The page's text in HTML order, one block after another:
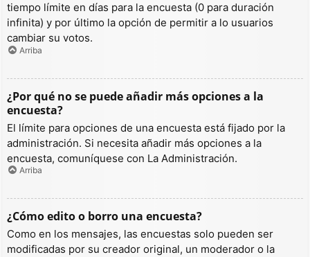
tiempo límite en días para la encuesta (0 para duración
infinita) y por último la opción de permitir a lo usuarios
cambiar su votos.
Arriba
¿Por qué no se puede añadir más opciones a la
encuesta?
El límite para opciones de una encuesta está fijado por la
administración. Si necesita añadir más opciones a la
encuesta, comuníquese con La Administración.
Arriba
¿Cómo edito o borro una encuesta?
Como en los mensajes, las encuestas solo pueden ser
modificadas por su creador original, un moderador o la